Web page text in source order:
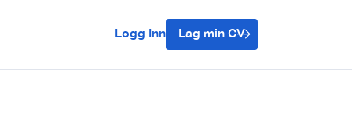
Logg Inn Lag min CV